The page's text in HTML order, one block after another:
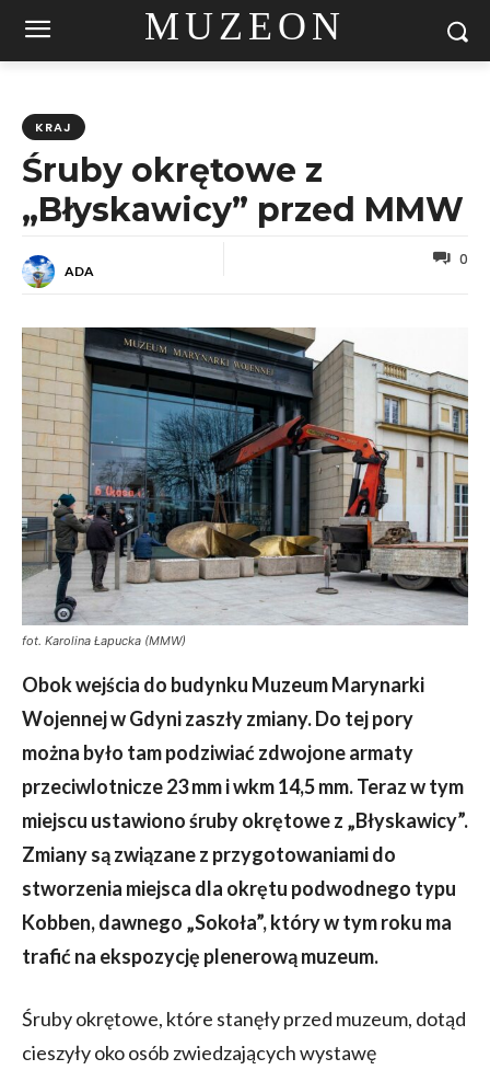
MUZEON
KRAJ
Śruby okrętowe z
„Błyskawicy” przed MMW
ADA
0
fot. Karolina Łapucka (MMW)
Obok wejścia do budynku Muzeum Marynarki
Wojennej w Gdyni zaszły zmiany. Do tej pory
można było tam podziwiać zdwojone armaty
przeciwlotnicze 23 mm i wkm 14,5 mm. Teraz w tym
miejscu ustawiono śruby okrętowe z „Błyskawicy”.
Zmiany są związane z przygotowaniami do
stworzenia miejsca dla okrętu podwodnego typu
Kobben, dawnego „Sokoła”, który w tym roku ma
trafić na ekspozycję plenerową muzeum.
Śruby okrętowe, które stanęły przed muzeum, dotąd
cieszyły oko osób zwiedzających wystawę